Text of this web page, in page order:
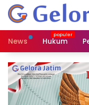
Langsung
konten
News
Hukum